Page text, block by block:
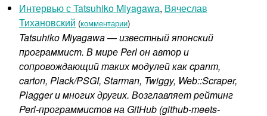
Интервью с Tatsuhiko Miyagawa, Вячеслав
Тихановский (комментарии)
Tatsuhiko Miyagawa — известный японский
программист. В мире Perl он автор и
сопровождающий таких модулей как cpanm,
carton, Plack/PSGI, Starman, Twiggy, Web::Scraper,
Plagger и многих других. Возглавляет рейтинг
Perl-программистов на GitHub (github-meets-